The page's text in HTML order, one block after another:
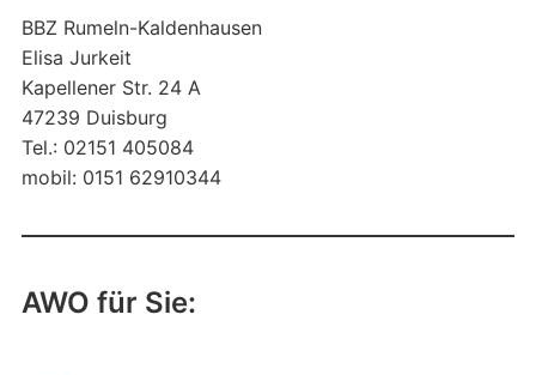
BBZ Rumeln-Kaldenhausen
Elisa Jurkeit
Kapellener Str. 24 A
47239 Duisburg
Tel.: 02151 405084
mobil: 0151 62910344
AWO für Sie: